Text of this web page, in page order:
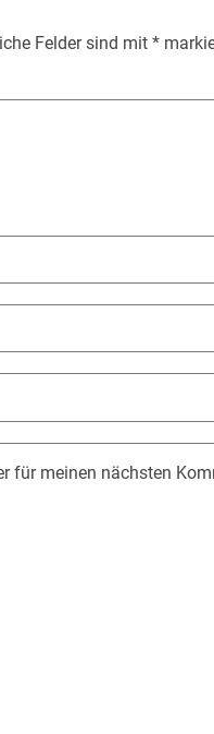
Felder sind mit *
für meinen nächsten